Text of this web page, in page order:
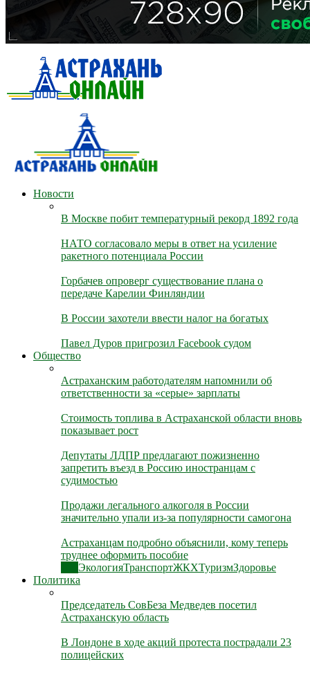
Новости
В Москве побит температурный рекорд 1892 года
НАТО согласовало меры в ответ на усиление
ракетного потенциала России
Горбачев опроверг существование плана о
передаче Карелии Финляндии
В России захотели ввести налог на богатых
Павел Дуров пригрозил Facebook судом
Общество
Астраханским работодателям напомнили об
ответственности за «серые» зарплаты
Стоимость топлива в Астраханской области вновь
показывает рост
Депутаты ЛДПР предлагают пожизненно
запретить въезд в Россию иностранцам с
судимостью
Продажи легального алкоголя в России
значительно упали из-за популярности самогона
Астраханцам подробно объяснили, кому теперь
труднее оформить пособие
ЭкологияТранспортЖКХТуризмЗдоровье
Политика
Председатель СовБеза Медведев посетил
Астраханскую область
В Лондоне в ходе акций протеста пострадали 23
полицейских